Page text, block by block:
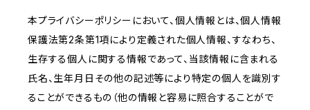
本プライバシーポリシーにおいて、個人情報とは、個人情報
保護法第2条第1項により定義された個人情報、すなわち、
生存する個人に関する情報であって、当該情報に含まれる
氏名、生年月日その他の記述等により特定の個人を識別す
ることができるもの（他の情報と容易に照合することがで